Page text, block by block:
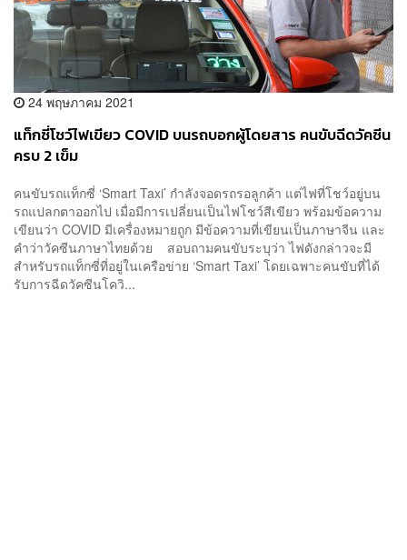
24 พฤษภาคม 2021
แท็กซี่โชว์ไฟเขียว COVID บนรถบอกผู้โดยสาร คนขับฉีดวัคซีน
ครบ 2 เข็ม
คนขับรถแท็กซี่ ‘Smart Taxi’ กำลังจอดรถรอลูกค้า แต่ไฟที่โชว์อยู่บน
รถแปลกตาออกไป เมื่อมีการเปลี่ยนเป็นไฟโชว์สีเขียว พร้อมข้อความ
เขียนว่า COVID มีเครื่องหมายถูก มีข้อความที่เขียนเป็นภาษาจีน และ
คำว่าวัคซีนภาษาไทยด้วย สอบถามคนขับระบุว่า ไฟดังกล่าวจะมี
สำหรับรถแท็กซี่ที่อยู่ในเครือข่าย ‘Smart Taxi’ โดยเฉพาะคนขับที่ได้
รับการฉีดวัคซีนโควิ...